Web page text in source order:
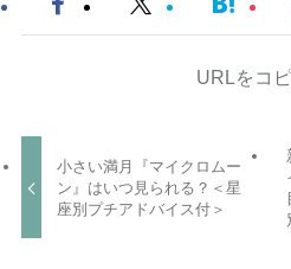
URLをコ
小さい満月『マイクロムー
ン』はいつ見られる？＜星
座別プチアドバイス付＞